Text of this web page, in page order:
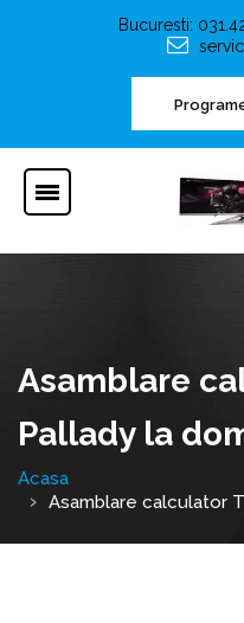
Bucuresti:
Asamblare
Pallady la
Acasa
Asamblare calculator